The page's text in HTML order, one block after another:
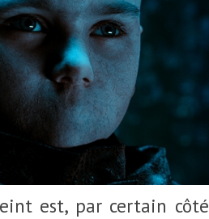
est, par certain